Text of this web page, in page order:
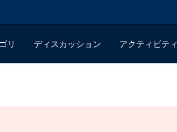
リ ディスカッション アクティビティ